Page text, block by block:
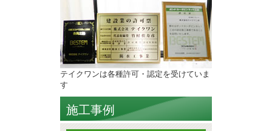
テイクワンは各種許可・認定を受けていま
す
施工事例